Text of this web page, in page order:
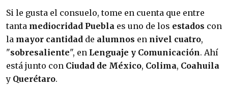
Si le gusta el consuelo, tome en cuenta que entre
tanta mediocridad Puebla es uno de los estados con
la mayor cantidad de alumnos en nivel cuatro,
"sobresaliente", en Lenguaje y Comunicación. Ahí
está junto con Ciudad de México, Colima, Coahuila
y Querétaro.